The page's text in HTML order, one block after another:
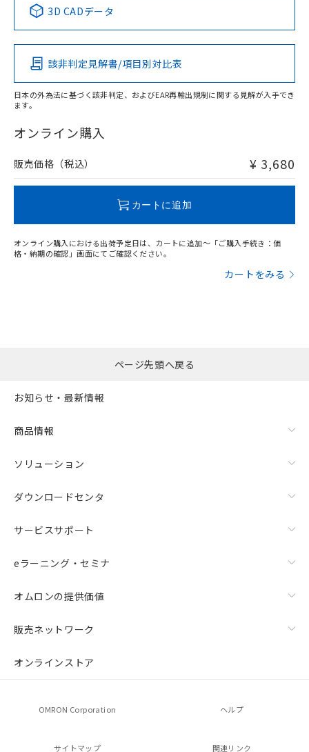
Pb Hg Cd Cr(VI)
O
在庫等で未対応品が混在する可能性があります。
問い合わせください。
3D CADデータ
該非判定見解書/項目別対比表
日本の外為法に基づく該非判定、およびEAR再輸出規制に関する見解が入手でき
ます。
オンライン購入
販売価格（税込） ¥ 3,680
カートに追加
オンライン購入における出荷予定日は、カートに追加～「ご購入手続き：価
格・納期の確認」画面にてご確認ください。
カートをみる
ページ先頭へ戻る
お知らせ・最新情報
商品情報
ソリューション
ダウンロードセンタ
サービスサポート
eラーニング・セミナ
オムロンの提供価値
販売ネットワーク
オンラインストア
OMRON Corporation ヘルプ
サイトマップ 関連リンク